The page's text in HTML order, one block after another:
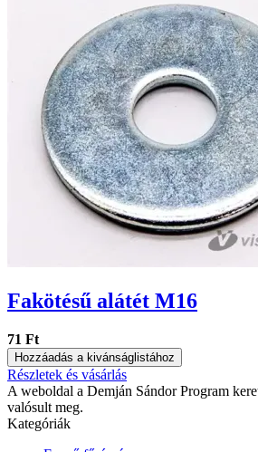
Fakötésű alátét M16
71 Ft
Hozzáadás a kivánságlistához
Részletek és vásárlás
A weboldal a Demján Sándor Program
valósult meg.
Kategóriák